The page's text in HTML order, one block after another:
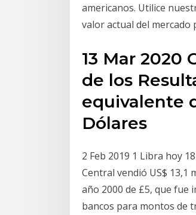
americanos. Utilice
valor actual del mercado
13 Mar 2020
de los
equivalente
Dólares
2 Feb 2019 1 Libra hoy
Central vendió US$ 13,1
año 2000 de £5, que fue
bancos para montos de